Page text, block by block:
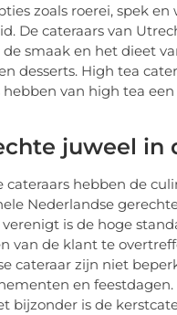
zoals roerei, spek
De cateraars van
smaak en het dieet
desserts. High tea
van high tea
juweel in
hebben de
Nederlandse
is de hoge
de klant te
cateraar zijn niet
en feestdagen.
bijzonder is de